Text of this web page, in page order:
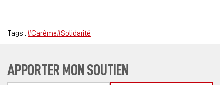
Tags : #Carême#Solidarité
APPORTER MON SOUTIEN